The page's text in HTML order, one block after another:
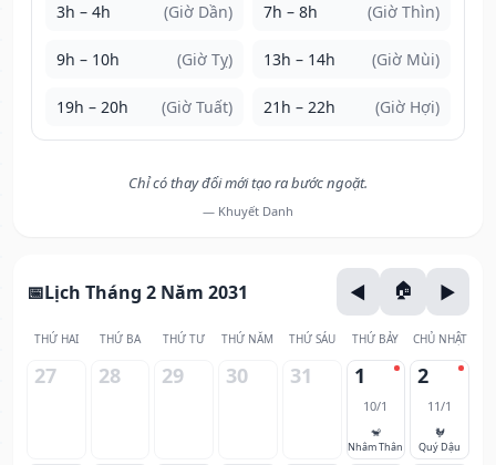
3h – 4h (Giờ Dần) 7h – 8h (Giờ Thìn)
9h – 10h (Giờ Tỵ) 13h – 14h (Giờ Mùi)
19h – 20h (Giờ Tuất) 21h – 22h (Giờ Hợi)
Chỉ có thay đổi mới tạo ra bước ngoặt.
— Khuyết Danh
Lịch Tháng 2 Năm 2031
THỨ HAI THỨ BA THỨ TƯ THỨ NĂM THỨ SÁU THỨ BẢY CHỦ NHẬT
27 28 29 30 31 1
10/1
🐒
Nhâm Thân
2
11/1
🐓
Quý Dậu